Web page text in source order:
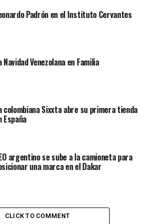
Borjas el 25 de septiembre en
entrada
de Tiago Iorc en Arganzuela
Cine de Madrid
360: patinaje y música
en Fundación Mapfre
Tiago Iorc en
Padrón en el Instituto Cervantes
Navidad Venezolana en Familia
colombiana Sixxta abre su primera tienda
España
argentino se sube a la camioneta para
una marca en el Dakar
CLICK TO COMMENT